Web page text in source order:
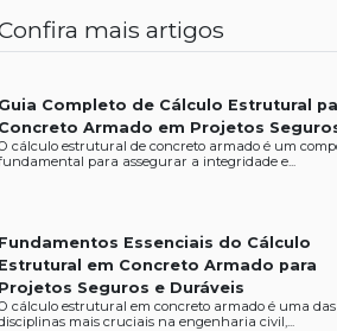
mais artigos
Guia Completo de Cálculo Estrutural
Concreto Armado em Projetos
cálculo estrutural de concreto armado é um
para assegurar a integridade e...
Fundamentos Essenciais do Cálculo
Estrutural em Concreto Armado para
Projetos Seguros e Duráveis
cálculo estrutural em concreto armado é uma das
mais cruciais na engenharia civil,...